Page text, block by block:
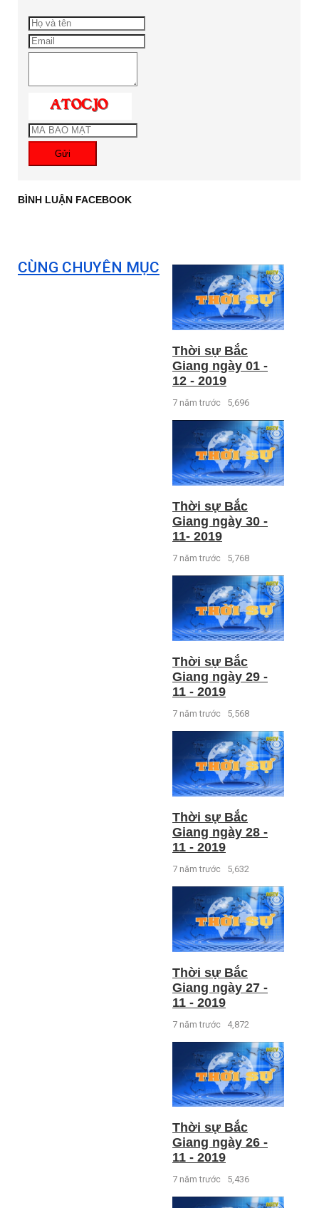
Gửi
BÌNH LUẬN FACEBOOK
CÙNG CHUYÊN MỤC
Thời sự Bắc
Giang ngày 01 -
12 - 2019
7 năm trước 5,696
Thời sự Bắc
Giang ngày 30 -
11- 2019
7 năm trước 5,768
Thời sự Bắc
Giang ngày 29 -
11 - 2019
7 năm trước 5,568
Thời sự Bắc
Giang ngày 28 -
11 - 2019
7 năm trước 5,632
Thời sự Bắc
Giang ngày 27 -
11 - 2019
7 năm trước 4,872
Thời sự Bắc
Giang ngày 26 -
11 - 2019
7 năm trước 5,436